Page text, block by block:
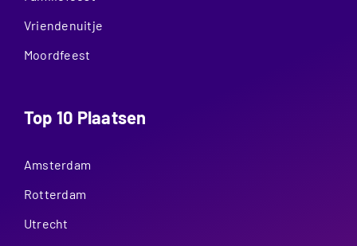
Vriendenuitje
Moordfeest
Top 10 Plaatsen
Amsterdam
Rotterdam
Utrecht